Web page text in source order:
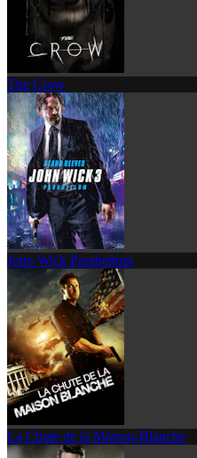
The Crow
John Wick Parabellum
La Chute de la Maison-Blanche